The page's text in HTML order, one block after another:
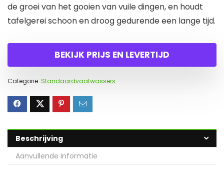
de groei van het gooien van vuile dingen, en houdt
tafelgerei schoon en droog gedurende een lange tijd.
BEKIJK PRIJS EN LEVERTIJD
Categorie: Standaardvaatwassers
Beschrijving
Aanvullende informatie